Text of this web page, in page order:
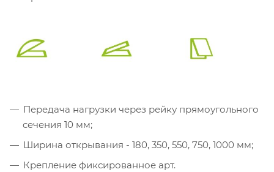
Передача нагрузки через рейку прямоугольного
сечения 10 мм;
Ширина открывания - 180, 350, 550, 750, 1000 мм;
Крепление фиксированное арт.